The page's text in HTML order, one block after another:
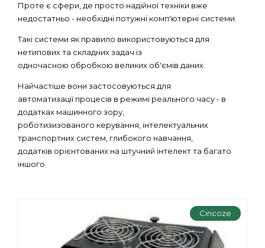
Проте є сфери, де просто надійної техніки вже
недостатньо - необхідні потужні комп'ютерні системи.
Такі системи як правило використовуються для
нетипових та складних задач із
одночасною обробкою великих об'ємів даних.
Найчастіше вони застосовуються для
автоматизації процесів в режимі реального часу - в
додатках машинного зору,
роботизизованого керування, інтелектуальних
транспортних систем, глибокого навчання,
додатків орієнтованих на штучний інтелект та багато
іншого.
Cincoze